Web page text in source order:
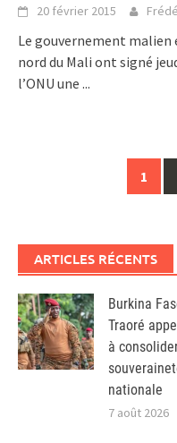
20 février 2015
Le gouvernement malien
nord du Mali ont signé
l’ONU une ...
1
ARTICLES RÉCENTS
Burkina
Traoré
à
nationale
7 août 2026